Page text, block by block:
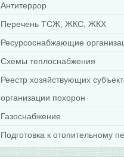
Антитеррор
Перечень ТСЖ, ЖКС, ЖКХ
Ресурсоснабжающие
Схемы теплоснабжения
Реестр хозяйствующих
организации похорон
Газоснабжение
Подготовка к отопительному